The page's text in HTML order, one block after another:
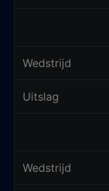
Wedstrijd
Uitslag
Wedstrijd